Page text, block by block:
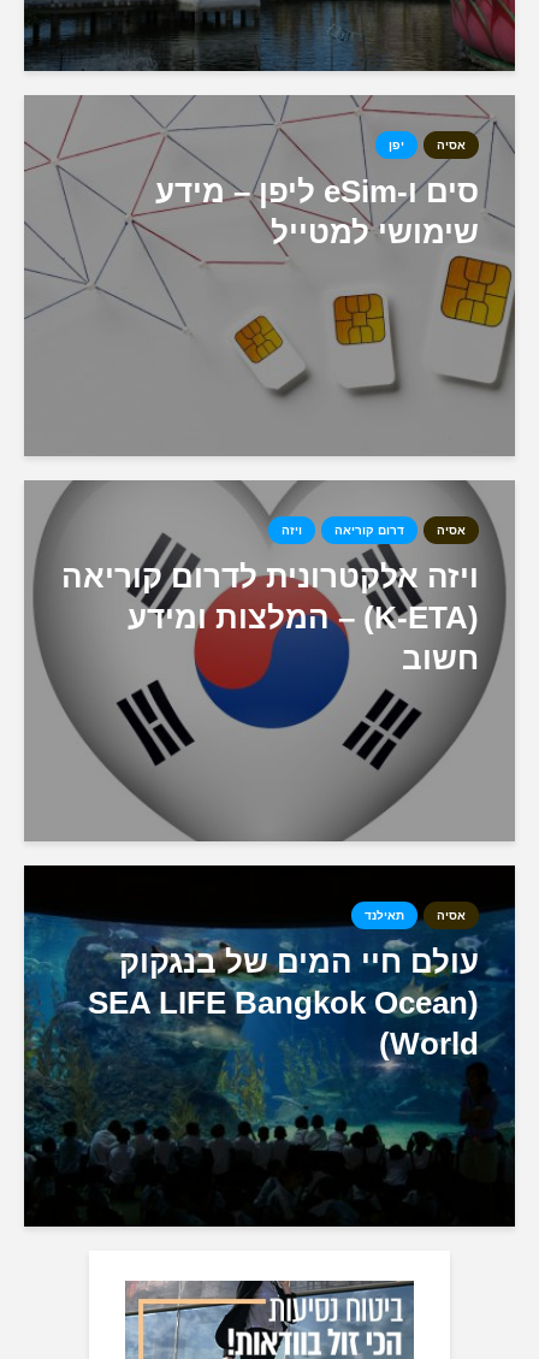
אסיה יפן
סים ו-eSim ליפן – מידע
שימושי למטייל
אסיה דרום קוריאה ויזה
ויזה אלקטרונית לדרום קוריאה
(K-ETA) – המלצות ומידע
חשוב
אסיה תאילנד
עולם חיי המים של בנגקוק
(SEA LIFE Bangkok Ocean
World)